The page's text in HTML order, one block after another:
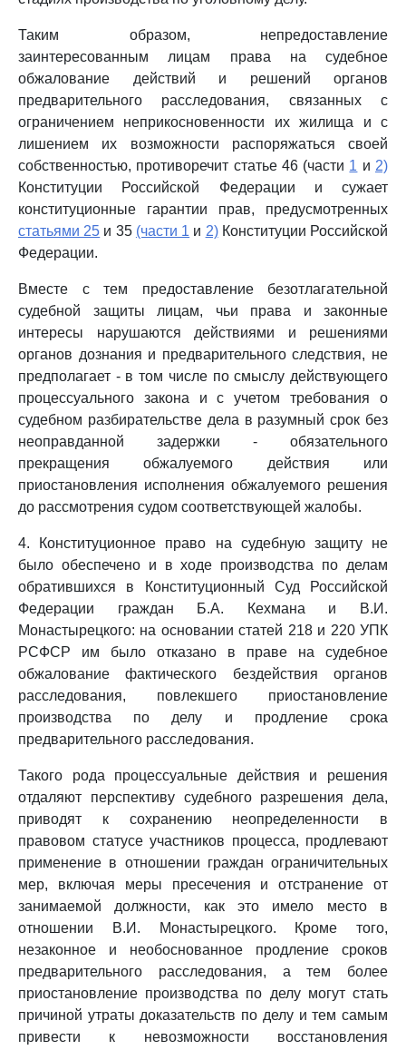
Таким образом, непредоставление
заинтересованным лицам права на судебное
обжалование действий и решений органов
предварительного расследования, связанных с
ограничением неприкосновенности их жилища и с
лишением их возможности распоряжаться своей
собственностью, противоречит статье 46 (части 1 и 2)
Конституции Российской Федерации и сужает
конституционные гарантии прав, предусмотренных
статьями 25 и 35 (части 1 и 2)Конституции Российской
Федерации.
Вместе с тем предоставление безотлагательной
судебной защиты лицам, чьи права и законные
интересы нарушаются действиями и решениями
органов дознания и предварительного следствия, не
предполагает - в том числе по смыслу действующего
процессуального закона и с учетом требования о
судебном разбирательстве дела в разумный срок без
неоправданной задержки - обязательного
прекращения обжалуемого действия или
приостановления исполнения обжалуемого решения
до рассмотрения судом соответствующей жалобы.
4. Конституционное право на судебную защиту не
было обеспечено и в ходе производства по делам
обратившихся в Конституционный Суд Российской
Федерации граждан Б.А. Кехмана и В.И.
Монастырецкого: на основании статей 218 и 220 УПК
РСФСР им было отказано в праве на судебное
обжалование фактического бездействия органов
расследования, повлекшего приостановление
производства по делу и продление срока
предварительного расследования.
Такого рода процессуальные действия и решения
отдаляют перспективу судебного разрешения дела,
приводят к сохранению неопределенности в
правовом статусе участников процесса, продлевают
применение в отношении граждан ограничительных
мер, включая меры пресечения и отстранение от
занимаемой должности, как это имело место в
отношении В.И. Монастырецкого. Кроме того,
незаконное и необоснованное продление сроков
предварительного расследования, а тем более
приостановление производства по делу могут стать
причиной утраты доказательств по делу и тем самым
привести к невозможности восстановления